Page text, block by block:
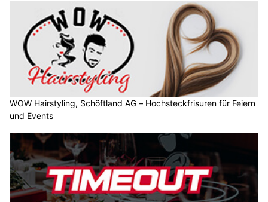
WOW Hairstyling, Schöftland AG – Hochsteckfrisuren für Feiern
und Events